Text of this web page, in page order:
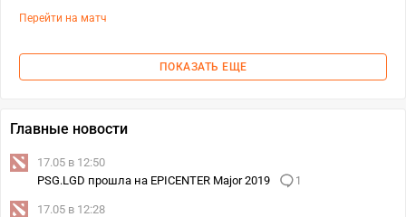
Перейти на матч
ПОКАЗАТЬ ЕЩЕ
Главные новости
17.05 в 12:50
PSG.LGD прошла на EPICENTER Major 2019
1
17.05 в 12:28